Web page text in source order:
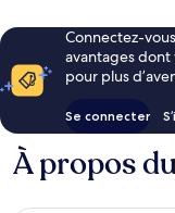
Connectez-
avantages dont
pour plus
Se connecter
À propos